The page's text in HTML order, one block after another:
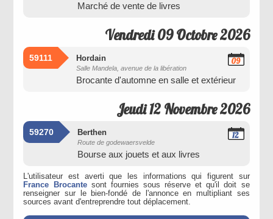
Marché de vente de livres
Vendredi 09 Octobre 2026
59111 Hordain
Salle Mandela, avenue de la libération
Brocante d'automne en salle et extérieur
09
2026
Jeudi 12 Novembre 2026
59270 Berthen
Route de godewaersvelde
Bourse aux jouets et aux livres
12
L'utilisateur est averti que les informations qui figurent sur
France Brocantesont fournies sous réserve et qu'il doit se
renseigner sur le bien-fondé de l'annonce en multipliant ses
sources avant d'entreprendre tout déplacement.